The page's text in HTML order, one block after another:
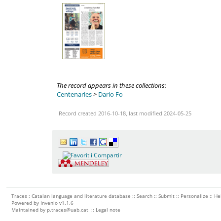
The record appears in these collections:
Centenaries> Dario Fo
Record created 2016-10-18, last modified 2024-05-25
Traces : Catalan language and literature database ::Search ::Submit :: Personalize ::
Powered by Invenio v1.1.6
Maintained by p.traces@uab.cat :: Legal note